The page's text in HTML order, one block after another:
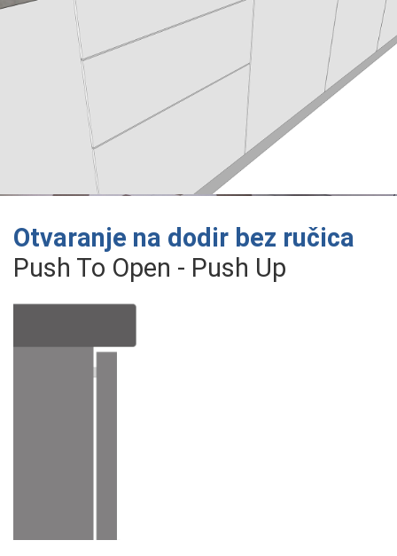
Otvaranje na dodir bez ručica
Push To Open - Push Up